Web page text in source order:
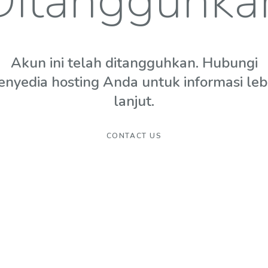
Akun ini telah ditangguhkan. Hubungi
hosting Anda untuk informasi
lanjut.
CONTACT US